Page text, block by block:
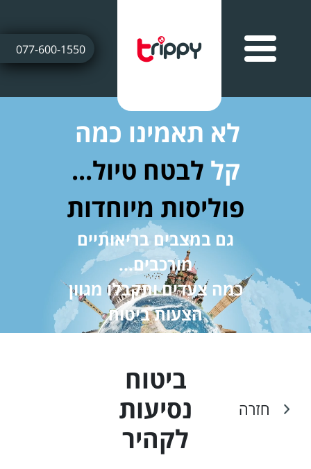
077-600-1550
לא תאמינו כמה
קל לבטח טיול...
פוליסות מיוחדות
גם במצבים בריאותיים
מורכבים...
כמה צעדים ותקבלו מגוון
הצעות ביטוח
חזרה
ביטוח
נסיעות
לקהיר